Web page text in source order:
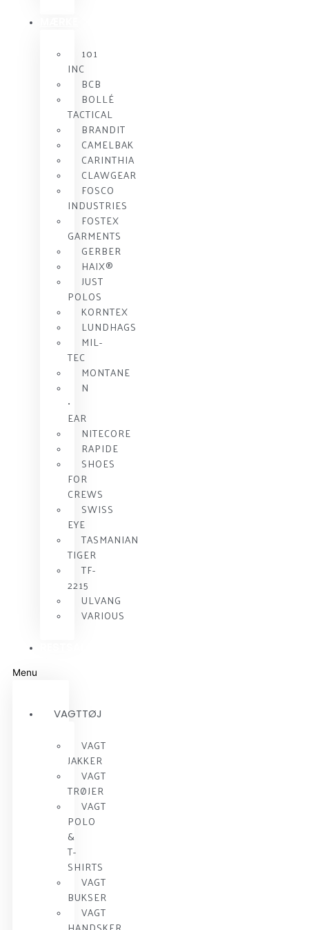
101
INC
BCB
BOLLÉ
TACTICAL
BRANDIT
CAMELBAK
CARINTHIA
CLAWGEAR
FOSCO
INDUSTRIES
FOSTEX
GARMENTS
GERBER
HAIX®
JUST
POLOS
KORNTEX
LUNDHAGS
MIL-
TEC
MONTANE
N
•
EAR
NITECORE
RAPIDE
SHOES
FOR
CREWS
SWISS
EYE
TASMANIAN
TIGER
TF-
2215
ULVANG
VARIOUS
Menu
VAGTTØJ
VAGT
JAKKER
VAGT
TRØJER
VAGT
POLO
&
T-
SHIRTS
VAGT
BUKSER
VAGT